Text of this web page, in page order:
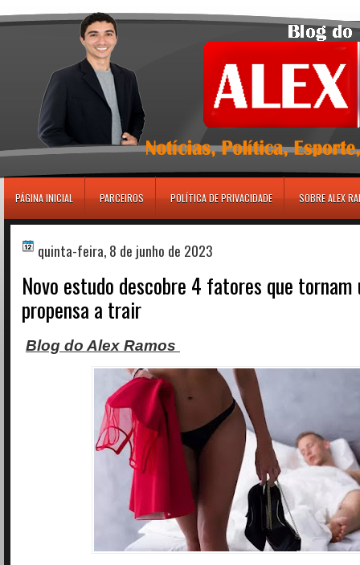
PÁGINA INICIAL PARCEIROS POLÍTICA DE PRIVACIDADE SOBRE ALEX
quinta-feira, 8 de junho de 2023
Novo estudo descobre 4 fatores que tornam
propensa a trair
Blog do Alex Ramos